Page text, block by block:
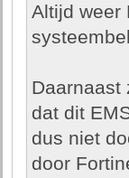
Altijd weer
Daarnaast
dat dit
dus niet
door